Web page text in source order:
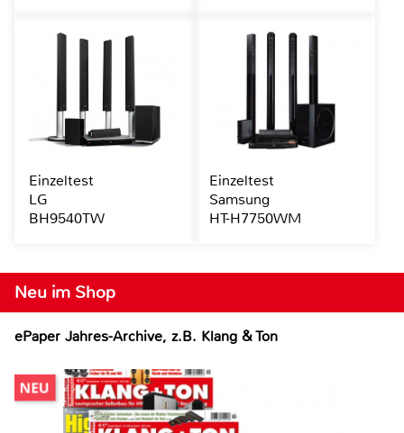
Neu im Shop
ePaper Jahres-Archive, z.B. Klang & Ton
Einzeltest
LG
BH9540TW
Einzeltest
Samsung
HT-H7750WM